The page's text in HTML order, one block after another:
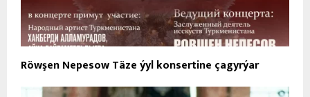
Röwşen Nepesow Täze ýyl konsertine çagyrýar